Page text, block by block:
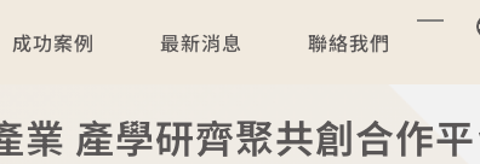
成功案例 最新消息 聯絡我們
業 產學研齊聚共創合作